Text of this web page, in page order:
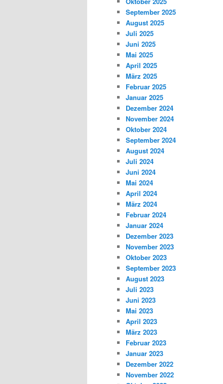
September 2025
August 2025
Juli 2025
Juni 2025
Mai 2025
April 2025
März 2025
Februar 2025
Januar 2025
Dezember 2024
November 2024
Oktober 2024
September 2024
August 2024
Juli 2024
Juni 2024
Mai 2024
April 2024
März 2024
Februar 2024
Januar 2024
Dezember 2023
November 2023
Oktober 2023
September 2023
August 2023
Juli 2023
Juni 2023
Mai 2023
April 2023
März 2023
Februar 2023
Januar 2023
Dezember 2022
November 2022